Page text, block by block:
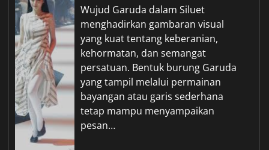
Wujud Garuda dalam Siluet
menghadirkan gambaran visual
yang kuat tentang keberanian,
kehormatan, dan semangat
persatuan. Bentuk burung Garuda
yang tampil melalui permainan
bayangan atau garis sederhana
tetap mampu menyampaikan
pesan…